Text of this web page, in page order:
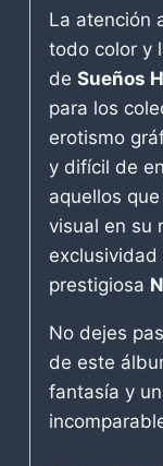
La atención
todo color y
de Sueños
para los
erotismo
y difícil de
aquellos
visual en su
prestigiosa
No dejes
de este
fantasía y